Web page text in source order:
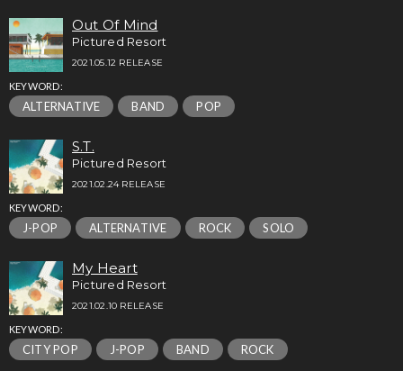
Out Of Mind
Pictured Resort
2021.05.12 RELEASE
KEYWORD:
ALTERNATIVE BAND POP
S.T.
Pictured Resort
2021.02.24 RELEASE
KEYWORD:
J-POP ALTERNATIVE ROCK SOLO
My Heart
Pictured Resort
2021.02.10 RELEASE
KEYWORD:
CITY POP J-POP BAND ROCK